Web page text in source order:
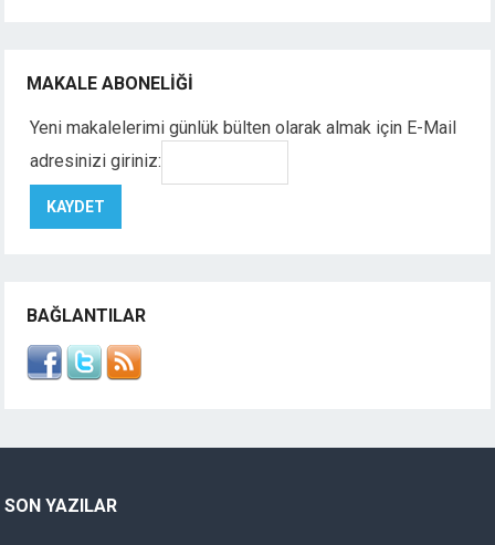
MAKALE ABONELIĞI
Yeni makalelerimi günlük bülten olarak almak için E-Mail
adresinizi giriniz:
BAĞLANTILAR
SON YAZILAR